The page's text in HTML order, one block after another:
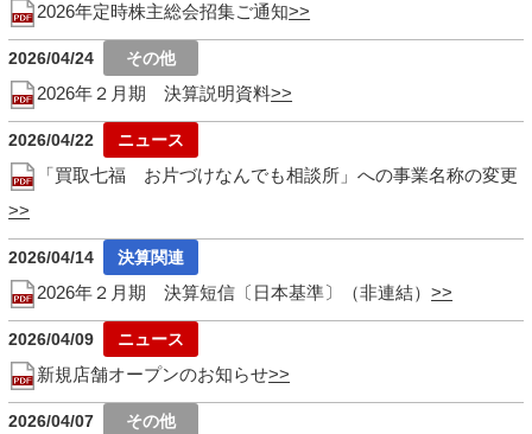
2026年定時株主総会招集ご通知
2026/04/24
2026年２月期 決算説明資料
2026/04/22
「買取七福 お片づけなんでも相談所」への事業名称の変更
2026/04/14
2026年２月期 決算短信〔日本基準〕（非連結）
2026/04/09
新規店舗オープンのお知らせ
2026/04/07